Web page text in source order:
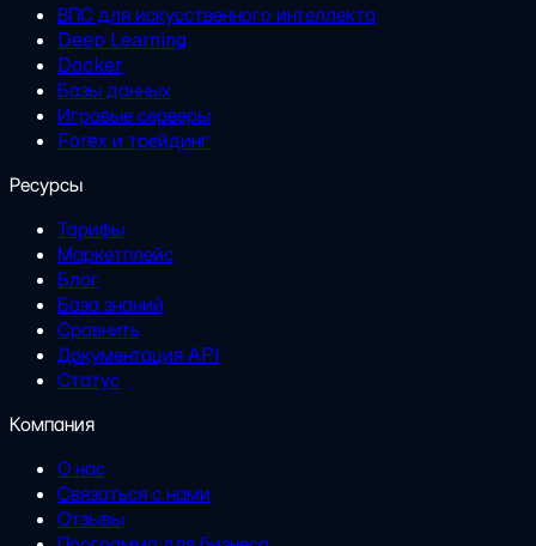
ВПС для искусственного интеллекта
Deep Learning
Docker
Базы данных
Игровые серверы
Forex и трейдинг
Ресурсы
Тарифы
Маркетплейс
Блог
База знаний
Сравнить
Документация API
Статус
Компания
О нас
Связаться с нами
Отзывы